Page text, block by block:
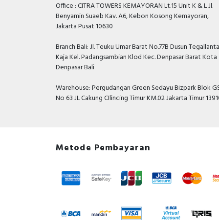
Office : CITRA TOWERS KEMAYORAN Lt.15 Unit K & L Jl.
Benyamin Suaeb Kav. A6, Kebon Kosong Kemayoran,
Jakarta Pusat 10630
Branch Bali: Jl. Teuku Umar Barat No.77B Dusun
Kaja Kel. Padangsambian Klod Kec. Denpasar Barat Kota
Denpasar Bali
Warehouse: Pergudangan Green Sedayu Bizpark Blok
No 63 JL Cakung CIlincing Timur KM.02 Jakarta Timur
Metode Pembayaran